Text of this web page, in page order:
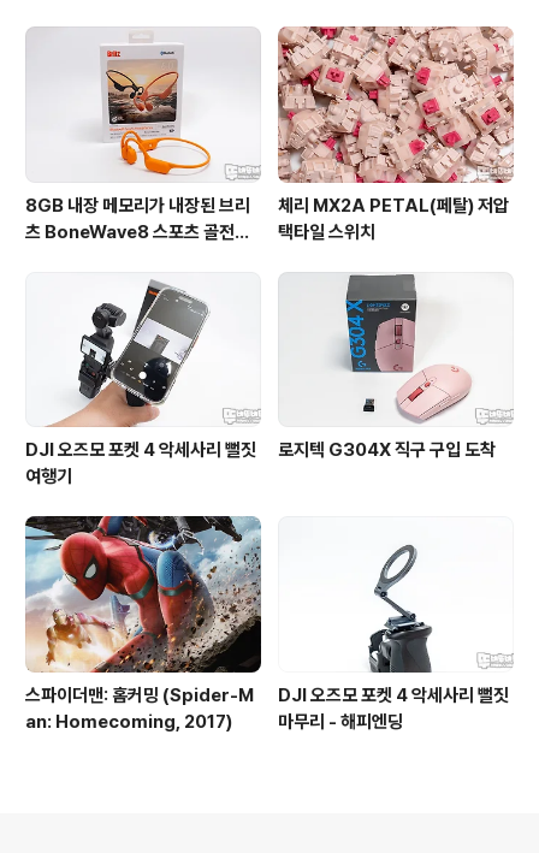
8GB 내장 메모리가 내장된 브리
츠 BoneWave8 스포츠 골전도
체리 MX2A PETAL(페탈) 저압
택타일 스위치
DJI 오즈모 포켓 4 악세사리 뻘짓
여행기
로지텍 G304X 직구 구입 도착
스파이더맨: 홈커밍 (Spider-M
an: Homecoming, 2017)
DJI 오즈모 포켓 4 악세사리 뻘짓
마무리 - 해피엔딩